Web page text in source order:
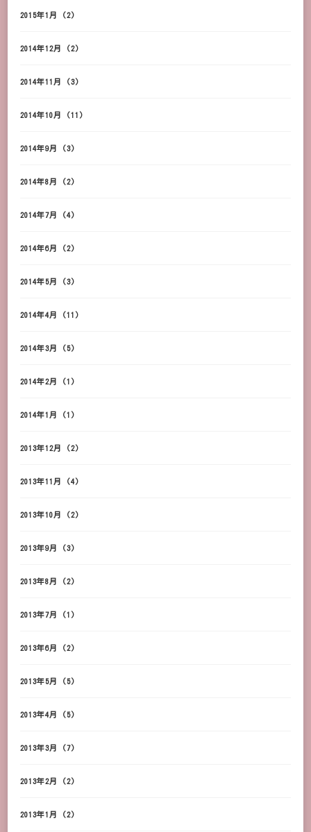
2015年1月 (2)
2014年12月 (2)
2014年11月 (3)
2014年10月 (11)
2014年9月 (3)
2014年8月 (2)
2014年7月 (4)
2014年6月 (2)
2014年5月 (3)
2014年4月 (11)
2014年3月 (5)
2014年2月 (1)
2014年1月 (1)
2013年12月 (2)
2013年11月 (4)
2013年10月 (2)
2013年9月 (3)
2013年8月 (2)
2013年7月 (1)
2013年6月 (2)
2013年5月 (5)
2013年4月 (5)
2013年3月 (7)
2013年2月 (2)
2013年1月 (2)